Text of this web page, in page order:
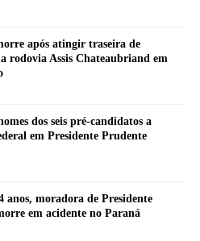
após atingir traseira de
rodovia Assis Chateaubriand em
dos seis pré-candidatos a
em Presidente Prudente
anos, moradora de Presidente
em acidente no Paraná